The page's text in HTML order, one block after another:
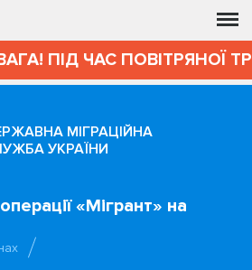
ПІД ЧАС ПОВІТРЯНОЇ
МІГРАЦІЙНА
УКРАЇНИ
«Мігрант» на